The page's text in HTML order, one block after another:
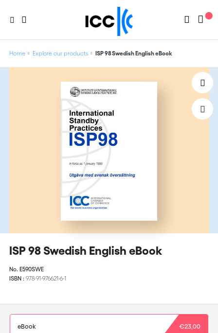
Home Explore our products ISP 98 Swedish English eBook
ISP 98 Swedish English eBook
No. E590SWE
ISBN : 978-91-976621-6-1
eBook €23,00